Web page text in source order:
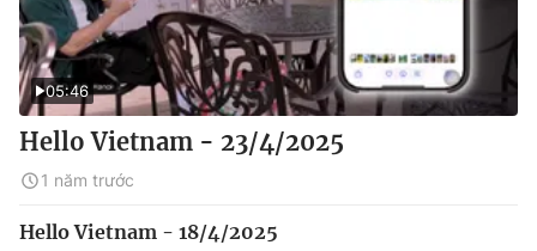
05:46
Hello Vietnam - 23/4/2025
1 năm trước
Hello Vietnam - 18/4/2025